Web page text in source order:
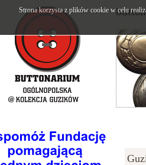
Strona korzysta z plików cookie w celu